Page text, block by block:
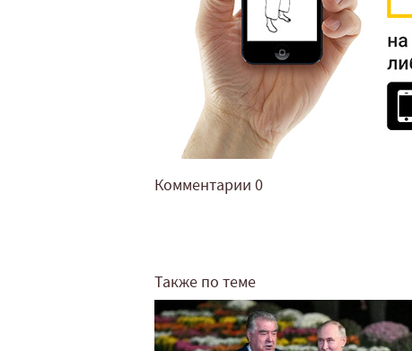
Комментарии 0
Также по теме